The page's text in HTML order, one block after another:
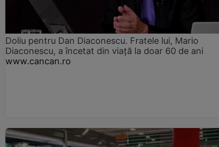
Doliu pentru Dan Diaconescu. Fratele lui, Mario
Diaconescu, a încetat din viață la doar 60 de ani
www.cancan.ro